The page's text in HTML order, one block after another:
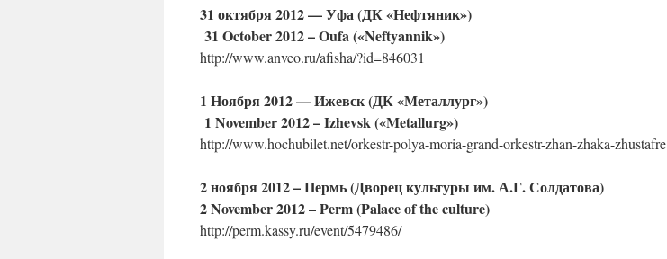
31 октября 2012 — Уфа (ДК «Нефтяник»)
31 October 2012 – Oufa («Neftyannik»)
http://www.anveo.ru/afisha/?id=846031
1 Ноября 2012 — Ижевск (ДК «Металлург»)
1 November 2012 – Izhevsk («Metallurg»)
http://www.hochubilet.net/orkestr-polya-moria-grand-orkestr-zhan-zhaka-zhustafre
2 ноября 2012 – Пермь (Дворец культуры им. А.Г. Солдатова)
2 November 2012 – Perm (Palace of the culture)
http://perm.kassy.ru/event/5479486/